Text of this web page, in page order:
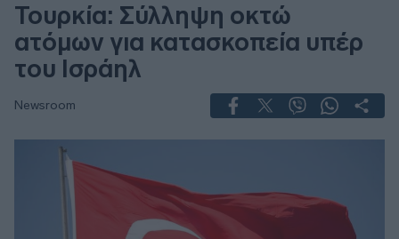
Τουρκία: Σύλληψη οκτώ
ατόμων για κατασκοπεία υπέρ
του Ισράηλ
Newsroom